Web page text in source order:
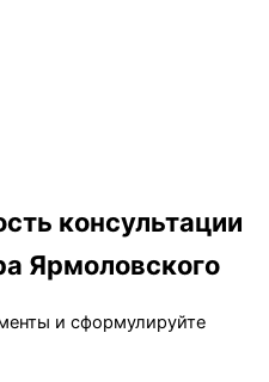
консультации
Ярмоловского
и сформулируйте